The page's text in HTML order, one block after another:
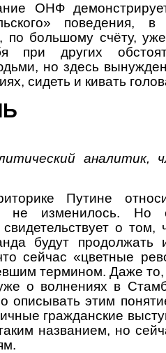
ОНФ
поведения,
по большому счёту,
при других
но здесь
сидеть и кивать
аналитик,
Путине
не изменилось. Но
о том,
будут продолжать
сейчас «цветные
термином. Даже то,
о волнениях в
описывать этим
гражданские
названием, но